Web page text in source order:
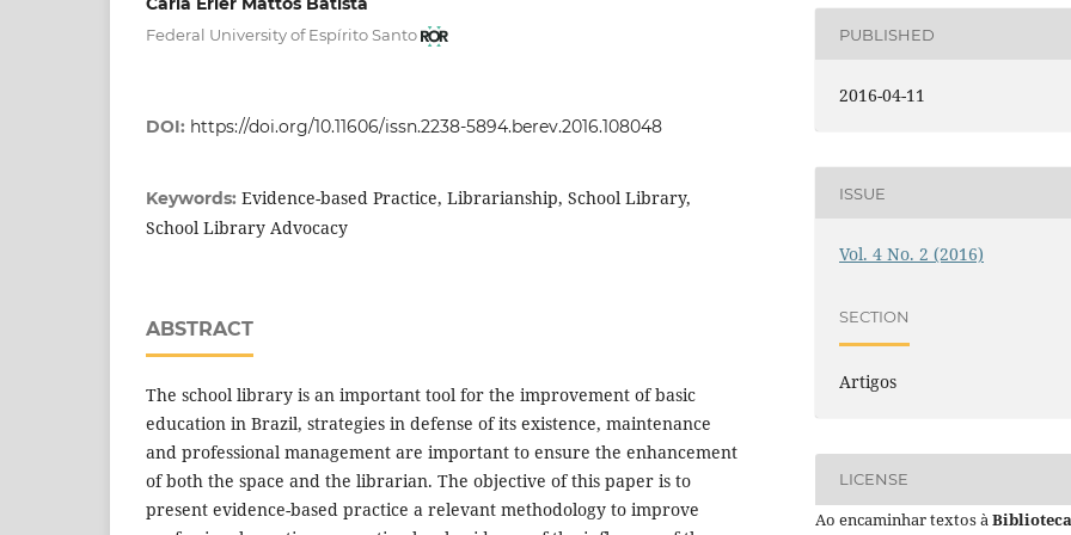
Federal University of Espírito Santo
DOI: https://doi.org/10.11606/issn.2238-5894.berev.2016.108048
Keywords: Evidence-based Practice, Librarianship, School Library,
School Library Advocacy
ABSTRACT
The school library is an important tool for the improvement of basic
education in Brazil, strategies in defense of its existence, maintenance
and professional management are important to ensure the enhancement
of both the space and the librarian. The objective of this paper is to
present evidence-based practice a relevant methodology to improve
PUBLISHED
2016-04-11
ISSUE
Vol. 4 No. 2 (2016)
SECTION
Artigos
LICENSE
Ao encaminhar textos à Biblioteca